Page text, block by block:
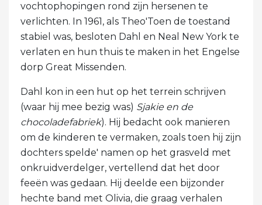
vochtophopingen rond zijn hersenen te
verlichten. In 1961, als Theo'Toen de toestand
stabiel was, besloten Dahl en Neal New York te
verlaten en hun thuis te maken in het Engelse
dorp Great Missenden.
Dahl kon in een hut op het terrein schrijven
(waar hij mee bezig was) Sjakie en de
chocoladefabriek). Hij bedacht ook manieren
om de kinderen te vermaken, zoals toen hij zijn
dochters spelde' namen op het grasveld met
onkruidverdelger, vertellend dat het door
feeën was gedaan. Hij deelde een bijzonder
hechte band met Olivia, die graag verhalen